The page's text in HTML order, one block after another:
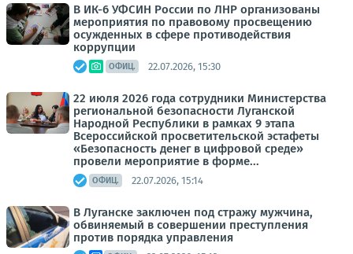
В ИК-6 УФСИН России по ЛНР организованы
мероприятия по правовому просвещению
осужденных в сфере противодействия
коррупции
ОФИЦ. 22.07.2026, 15:30
22 июля 2026 года сотрудники Министерства
региональной безопасности Луганской
Народной Республики в рамках 9 этапа
Всероссийской просветительской эстафеты
«Безопасность денег в цифровой среде»
провели мероприятие в форме...
ОФИЦ. 22.07.2026, 15:14
В Луганске заключен под стражу мужчина,
обвиняемый в совершении преступления
против порядка управления